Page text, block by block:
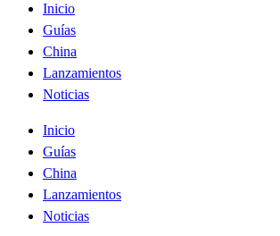
Inicio
Guías
China
Lanzamientos
Noticias
Inicio
Guías
China
Lanzamientos
Noticias